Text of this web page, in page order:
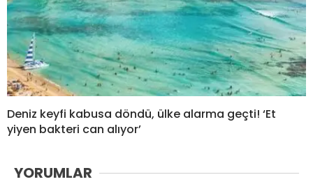
Deniz keyfi kabusa döndü, ülke alarma geçti! ‘Et
yiyen bakteri can alıyor’
YORUMLAR